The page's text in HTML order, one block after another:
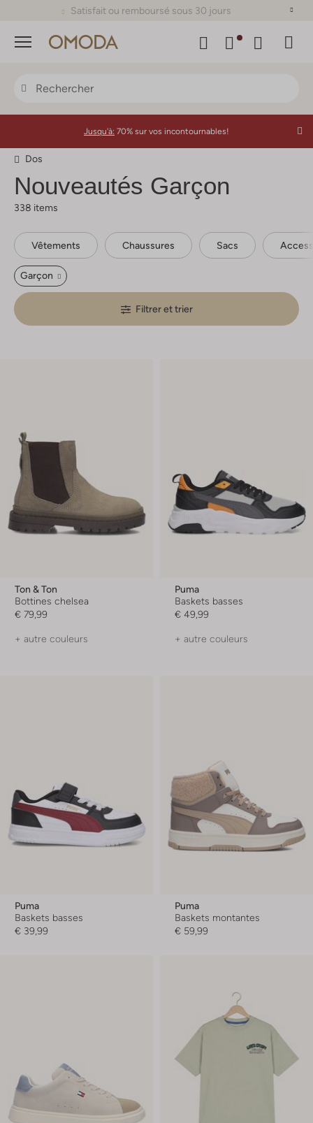
Satisfait ou remboursé sous 30 jours
Menu
Jusqu'à: 70% sur vos incontournables!
Dos
Nouveautés Garçon
338 items
Vêtements Chaussures Sacs
Garçon
Filtrer et trier
Ton & Ton
Bottines chelsea
€ 79,99
+ autre couleurs
Puma
Baskets basses
€ 49,99
+ autre couleurs
Puma
Baskets basses
€ 39,99
Puma
Baskets montantes
€ 59,99